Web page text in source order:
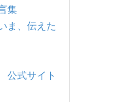
集
ま、伝えた
式サイト